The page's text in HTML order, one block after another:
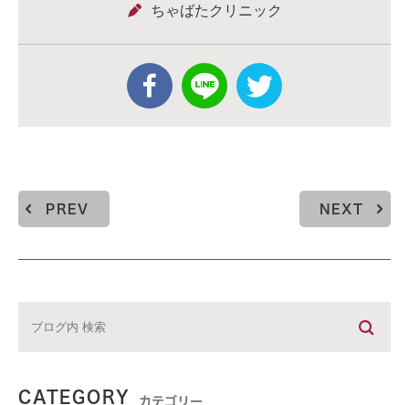
ちゃばたクリニック
PREV NEXT
CATEGORY カテゴリー